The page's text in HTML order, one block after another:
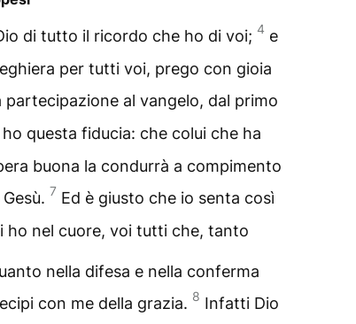
di tutto il ricordo che ho di voi; 4 e
per tutti voi, prego con gioia
al vangelo, dal primo
ho questa fiducia: che colui che ha
buona la condurrà a compimento
7 Ed è giusto che io senta così
ho nel cuore, voi tutti che, tanto
nella difesa e nella conferma
con me della grazia. 8 Infatti Dio